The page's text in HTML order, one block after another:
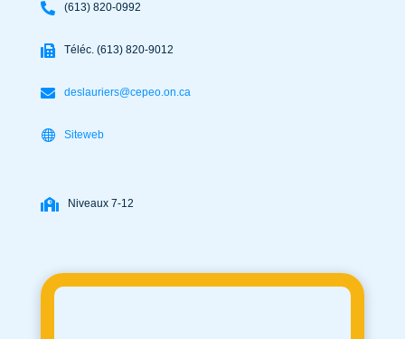
(613) 820-0992
Téléc. (613) 820-9012
deslauriers@cepeo.on.ca
Siteweb
Niveaux 7-12